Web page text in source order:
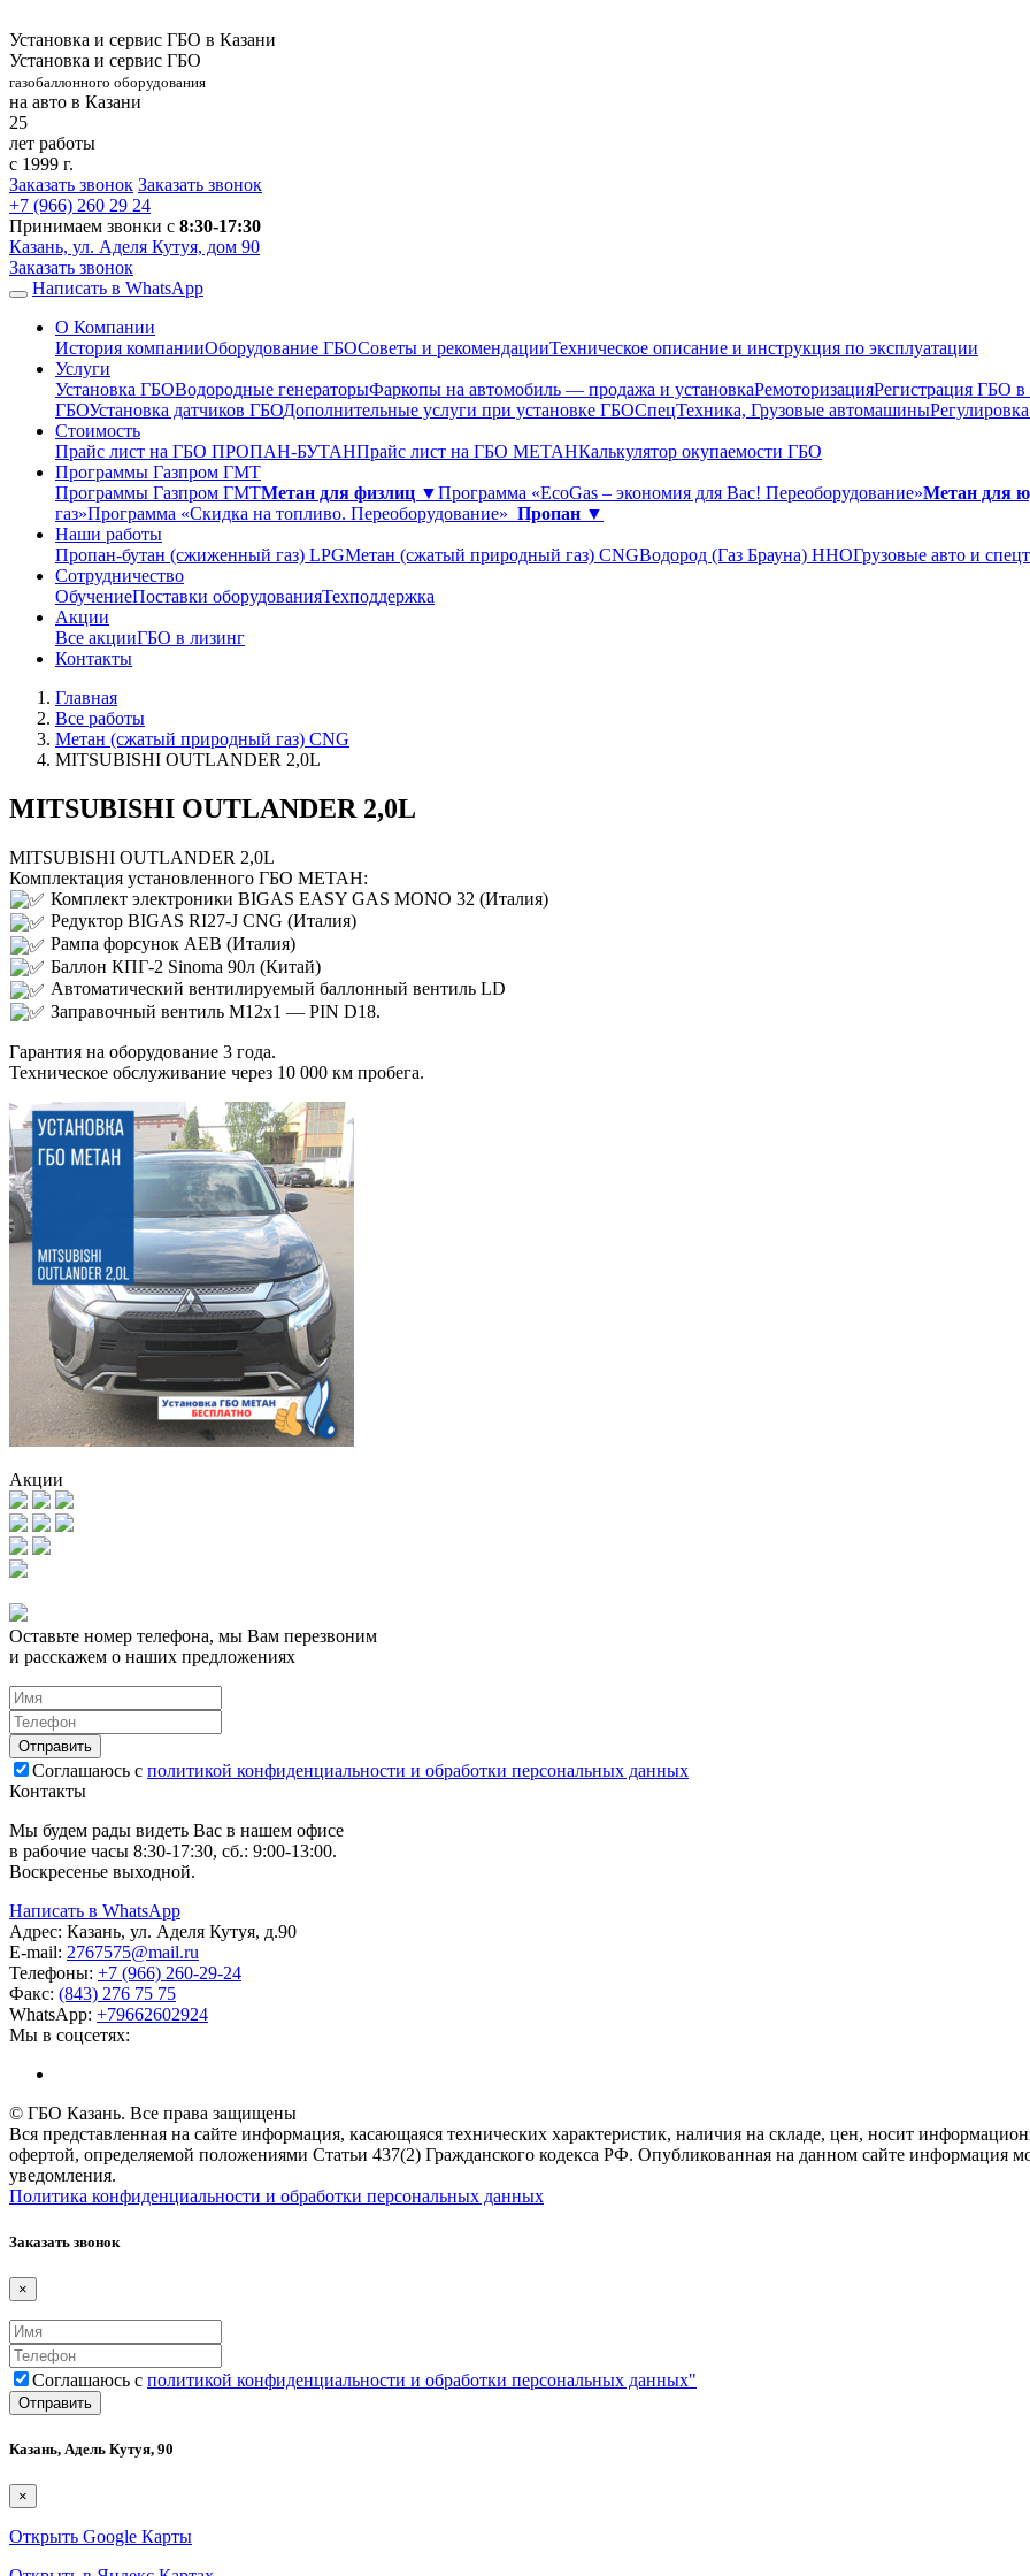
Установка и сервис ГБО в Казани
Установка и сервис ГБО
газобаллонного оборудования
на авто в Казани
25
лет работы
с 1999 г.
Заказать звонок Заказать звонок
+7 (966) 260 29 24
Принимаем звонки с 8:30-17:30
Казань, ул. Аделя Кутуя, дом 90
Заказать звонок
Написать в WhatsApp
О Компании
История компанииОборудование ГБОСоветы и рекомендацииТехническое описание и инструкция по эксплуатации
Услуги
Установка ГБОВодородные генераторыФаркопы на автомобиль — продажа и установкаРемоторизацияРегистрация ГБО
ГБОУстановка датчиков ГБОДополнительные услуги при установке ГБОСпецТехника, Грузовые автомашины
Стоимость
Прайс лист на ГБО ПРОПАН-БУТАНПрайс лист на ГБО МЕТАНКалькулятор окупаемости ГБО
Программы Газпром ГМТ
Программы Газпром ГМТМетан для физлиц ▼Программа «EcoGas – экономия для Вас! Переоборудование»Метан для
газ»Программа «Скидка на топливо. Переоборудование» Пропан ▼
Наши работы
Пропан-бутан (сжиженный газ) LPGМетан (сжатый природный газ) CNGВодород (Газ Брауна) ННОГрузовые авто и
Сотрудничество
ОбучениеПоставки оборудованияТехподдержка
Акции
Все акцииГБО в лизинг
Контакты
Главная
Все работы
Метан (сжатый природный газ) CNG
MITSUBISHI OUTLANDER 2,0L
MITSUBISHI OUTLANDER 2,0L
MITSUBISHI OUTLANDER 2,0L
Комплектация установленного ГБО МЕТАН:
Комплект электроники BIGAS ЕASY GAS MONO 32 (Италия)
Редуктор BIGAS RI27-J CNG (Италия)
Рампа форсунок AEB (Италия)
Баллон КПГ-2 Sinoma 90л (Китай)
Автоматический вентилируемый баллонный вентиль LD
Заправочный вентиль M12x1 — PIN D18.
Гарантия на оборудование 3 года.
Техническое обслуживание через 10 000 км пробега.
Акции
Оставьте номер телефона, мы Вам перезвоним
и расскажем о наших предложениях
Соглашаюсь с политикой конфиденциальности и обработки персональных данных
Контакты
Мы будем рады видеть Вас в нашем офисе
в рабочие часы 8:30-17:30, сб.: 9:00-13:00.
Воскресенье выходной.
Написать в WhatsApp
Адрес: Казань, ул. Аделя Кутуя, д.90
E-mail: 2767575@mail.ru
Телефоны: +7 (966) 260-29-24
Факс: (843) 276 75 75
WhatsApp: +79662602924
Мы в соцсетях:
© ГБО Казань. Все права защищены
Вся представленная на сайте информация, касающаяся технических характеристик, наличия на складе, цен, носит
офертой, определяемой положениями Статьи 437(2) Гражданского кодекса РФ. Опубликованная на данном сайте информация
уведомления.
Политика конфиденциальности и обработки персональных данных
Заказать звонок
×
Соглашаюсь с политикой конфиденциальности и обработки персональных данных"
Казань, Адель Кутуя, 90
×
Открыть Google Карты